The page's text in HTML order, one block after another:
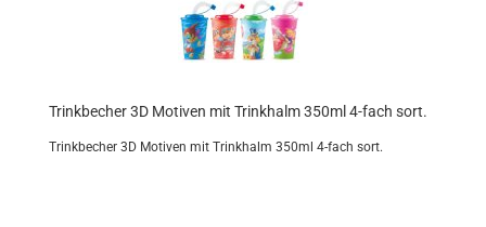
Trink­be­cher 3D Mo­ti­ven mit Trink­halm 350ml 4-​fach sort.
Trink­be­cher 3D Mo­ti­ven mit Trink­halm 350ml 4-​fach sort.